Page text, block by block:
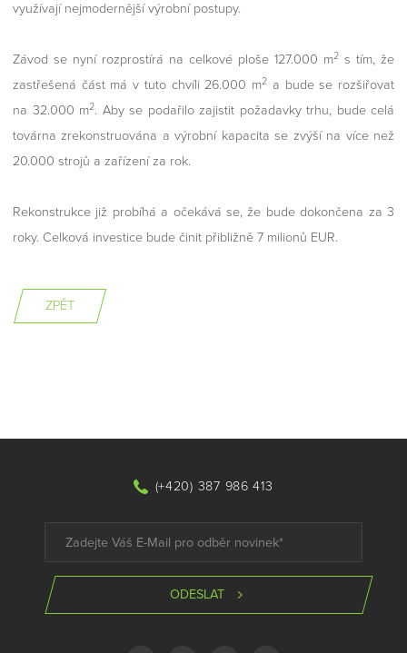
využívají nejmodernější výrobní postupy.
Závod se nyní rozprostírá na celkové ploše 127.000 m2 s tím, že
zastřešená část má v tuto chvíli 26.000 m2 a bude se rozšiřovat
na 32.000 m2. Aby se podařilo zajistit požadavky trhu, bude celá
továrna zrekonstruována a výrobní kapacita se zvýší na více než
20.000 strojů a zařízení za rok.
Rekonstrukce již probíhá a očekává se, že bude dokončena za 3
roky. Celková investice bude činit přibližně 7 milionů EUR.
ZPĚT
(+420) 387 986 413
ODESLAT